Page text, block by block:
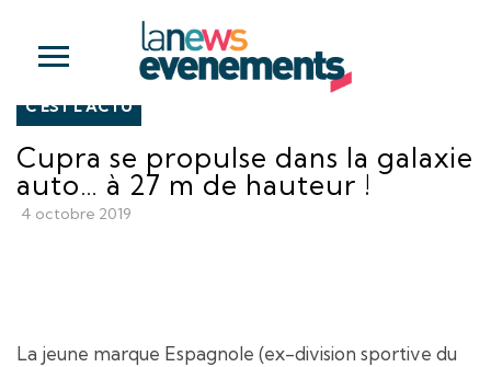
C'EST L'ACTU
Cupra se propulse dans la galaxie
auto… à 27 m de hauteur !
4 octobre 2019
La jeune marque Espagnole (ex-division sportive du